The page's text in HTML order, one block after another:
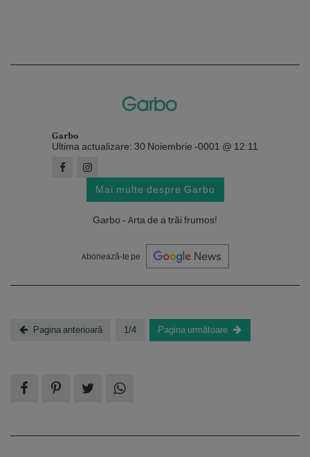
Garbo
Ultima actualizare: 30 Noiembrie -0001 @ 12:11
Mai multe despre Garbo
Garbo - Arta de a trăi frumos!
Abonează-te pe
Pagina anterioară 1/4 Pagina următoare